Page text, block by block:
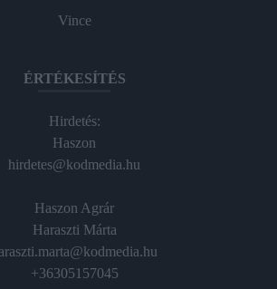
Vince
ÉRTÉKESÍTÉS
Hirdetés:
Haszon
hirdetes@kodmedia.hu
Haszon Agrár
Haraszti Márta
+36305157045